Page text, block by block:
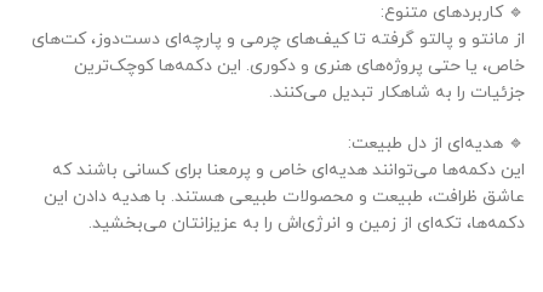
🔹 کاربردهای متنوع:
از مانتو و پالتو گرفته تا کیف‌های چرمی و پارچه‌ای دست‌دوز، کت‌های
خاص، یا حتی پروژه‌های هنری و دکوری. این دکمه‌ها کوچک‌ترین
جزئیات را به شاهکار تبدیل می‌کنند.
🔹 هدیه‌ای از دل طبیعت:
این دکمه‌ها می‌توانند هدیه‌ای خاص و پرمعنا برای کسانی باشند که
عاشق ظرافت، طبیعت و محصولات طبیعی هستند. با هدیه دادن این
دکمه‌ها، تکه‌ای از زمین و انرژی‌اش را به عزیزانتان می‌بخشید.